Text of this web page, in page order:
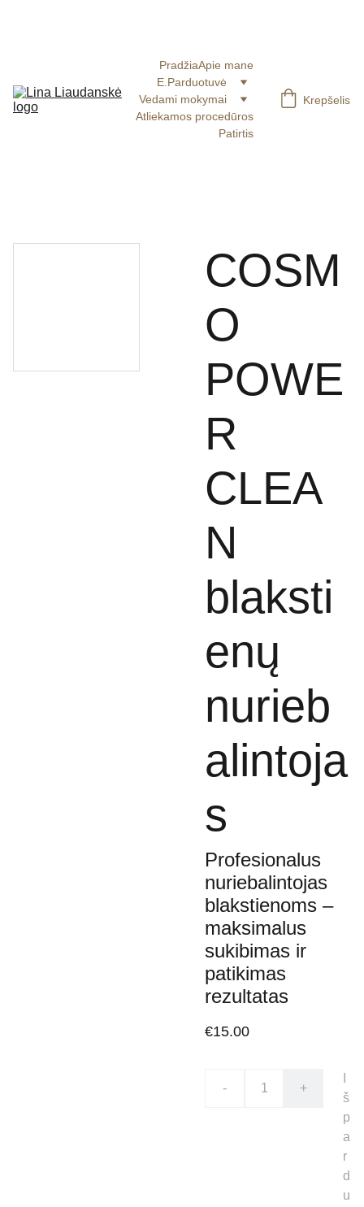
PradžiaApie mane
E.Parduotuvė
Vedami mokymai
Atliekamos procedūros
Patirtis
Krepšelis
COSM
O
POWE
R
CLEA
N
blaksti
enų
nurieb
alintoja
s
Profesionalus
nuriebalintojas
blakstienoms –
maksimalus
sukibimas ir
patikimas
rezultatas
€15.00
- +
š
p
a
r
d
u